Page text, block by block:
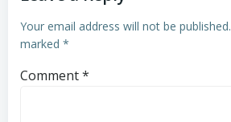
Your email address will not be published.
marked *
Comment*